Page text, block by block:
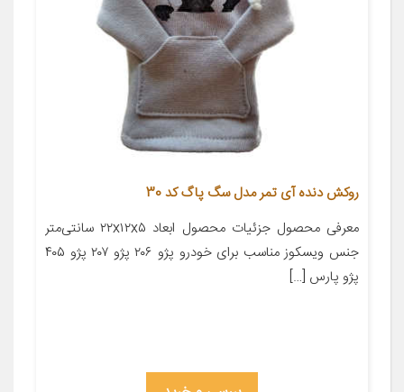
روکش دنده آی تمر مدل سگ پاگ کد 30
معرفی محصول جزئیات محصول ابعاد ۲۲x۱۲x۵ سانتی‌متر
جنس ویسکوز مناسب برای خودرو پژو ۲۰۶ پژو ۲۰۷ پژو ۴۰۵
پژو پارس […]